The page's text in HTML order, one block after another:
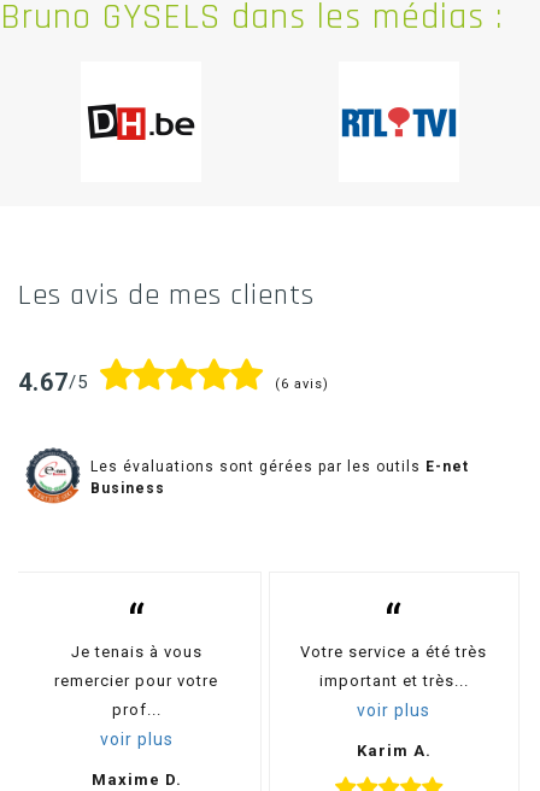
Bruno GYSELS dans les médias :
Les avis de mes clients
4.67/5 (6 avis)
Les évaluations sont gérées par les outils E-net
Business
“
Je tenais à vous
remercier pour votre
prof...
voir plus
Maxime D.
“
Votre service a été très
important et très...
voir plus
Karim A.